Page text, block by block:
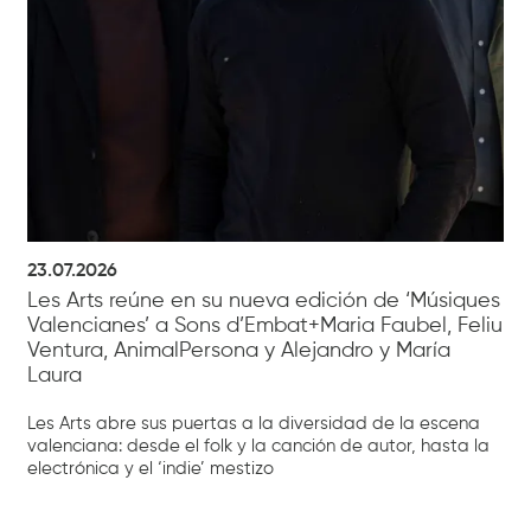
23.07.2026
Les Arts reúne en su nueva edición de ‘Músiques
Valencianes’ a Sons d’Embat+Maria Faubel, Feliu
Ventura, AnimalPersona y Alejandro y María
Laura
Les Arts abre sus puertas a la diversidad de la escena
valenciana: desde el folk y la canción de autor, hasta la
electrónica y el ‘indie’ mestizo